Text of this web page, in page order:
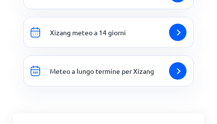
Xizang meteo a 14 giorni
Meteo a lungo termine per Xizang